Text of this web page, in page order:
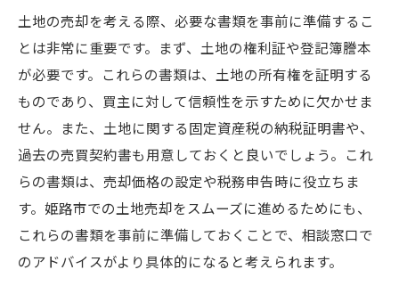
土地の売却を考える際、必要な書類を事前に準備するこ
とは非常に重要です。まず、土地の権利証や登記簿謄本
が必要です。これらの書類は、土地の所有権を証明する
ものであり、買主に対して信頼性を示すために欠かせま
せん。また、土地に関する固定資産税の納税証明書や、
過去の売買契約書も用意しておくと良いでしょう。これ
らの書類は、売却価格の設定や税務申告時に役立ちま
す。姫路市での土地売却をスムーズに進めるためにも、
これらの書類を事前に準備しておくことで、相談窓口で
のアドバイスがより具体的になると考えられます。